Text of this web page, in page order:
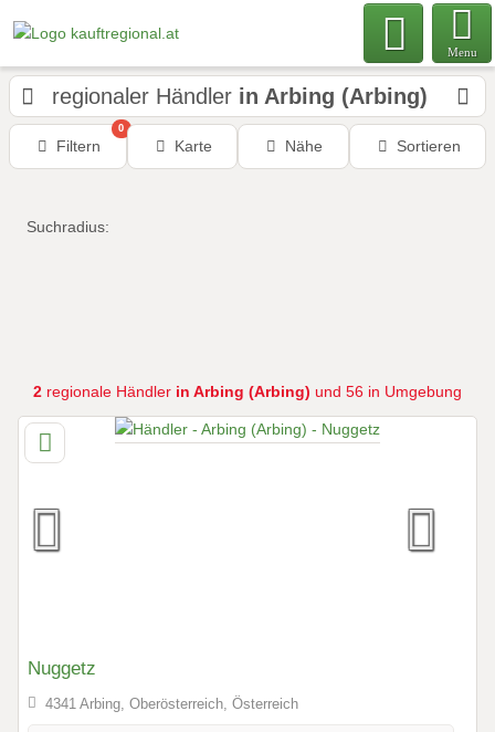
Menu
regionaler Händler in Arbing (Arbing)
Filtern
0
Karte Nähe Sortieren
Suchradius:
2 regionale Händler in Arbing (Arbing) und 56 in Umgebung
Nuggetz
4341 Arbing, Oberösterreich, Österreich